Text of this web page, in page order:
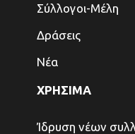
Σύλλογοι-Μέλη
Δράσεις
Νέα
ΧΡΗΣΙΜΑ
Ίδρυση νέων